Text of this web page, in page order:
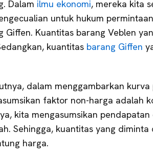
Dalam ilmu ekonomi, mereka kita
untuk hukum
Giffen. Kuantitas barang Veblen
kuantitas barang Giffen
dalam menggambarkan
faktor non-harga adalah
kita mengasumsikan
Sehingga, kuantitas yang diminta
harga.